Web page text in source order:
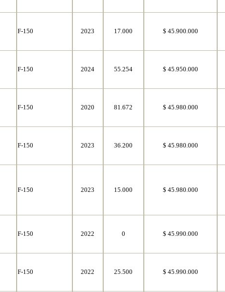
F-150 2023 17.000 $ 45.900.000
F-150 2024 55.254 $ 45.950.000
F-150 2020 81.672 $ 45.980.000
F-150 2023 36.200 $ 45.980.000
F-150 2023 15.000 $ 45.980.000
F-150 2022 0 $ 45.990.000
F-150 2022 25.500 $ 45.990.000